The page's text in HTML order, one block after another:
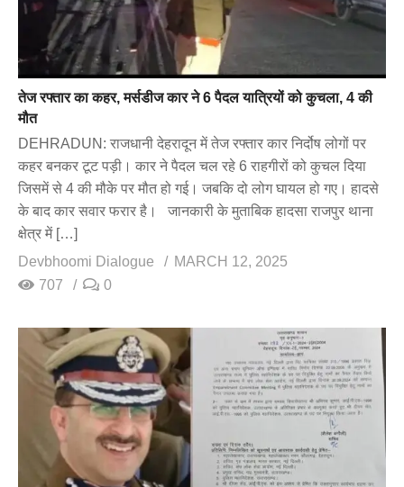
तेज रफ्तार का कहर, मर्सडीज कार ने 6 पैदल यात्रियों को कुचला, 4 की
मौत
DEHRADUN: राजधानी देहरादून में तेज रफ्तार कार निर्दोष लोगों पर
कहर बनकर टूट पड़ी। कार ने पैदल चल रहे 6 राहगीरों को कुचल दिया
जिसमें से 4 की मौके पर मौत हो गई। जबकि दो लोग घायल हो गए। हादसे
के बाद कार सवार फरार है। जानकारी के मुताबिक हादसा राजपुर थाना
क्षेत्र में […]
Devbhoomi Dialogue
MARCH 12, 2025
707
0